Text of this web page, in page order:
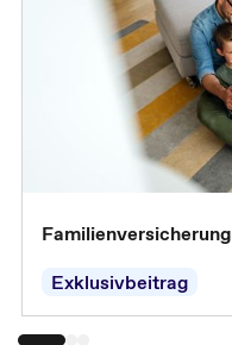
Familienversicherung
Exklusivbeitrag